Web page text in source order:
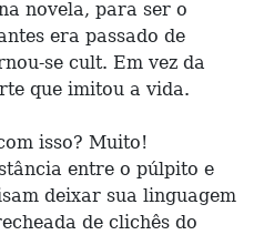
novela, para ser o
era passado de
se cult. Em vez da
que imitou a vida.
isso? Muito!
entre o púlpito e
deixar sua linguagem
de clichês do